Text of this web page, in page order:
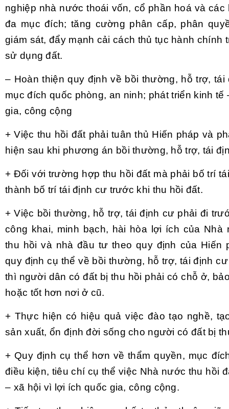
nghiệp nhà nước thoái vốn, cổ phần hoá và
đa mục đích; tăng cường phân cấp, phân
giám sát, đẩy mạnh cải cách thủ tục hành chính
sử dụng đất.
– Hoàn thiện quy định về bồi thường, hỗ trợ,
mục đích quốc phòng, an ninh; phát triển kinh
gia, công cộng
+ Việc thu hồi đất phải tuân thủ Hiến pháp và
hiện sau khi phương án bồi thường, hỗ trợ, tái
+ Đối với trường hợp thu hồi đất mà phải bố trí
thành bố trí tái định cư trước khi thu hồi đất.
+ Việc bồi thường, hỗ trợ, tái định cư phải đi
công khai, minh bạch, hài hòa lợi ích của
thu hồi và nhà đầu tư theo quy định của Hiến
quy định cụ thể về bồi thường, hỗ trợ, tái định
thì người dân có đất bị thu hồi phải có chỗ ở,
hoặc tốt hơn nơi ở cũ.
+ Thực hiện có hiệu quả việc đào tạo nghề,
sản xuất, ổn định đời sống cho người có đất bị
+ Quy định cụ thể hơn về thẩm quyền, mục
điều kiện, tiêu chí cụ thể việc Nhà nước thu hồi
– xã hội vì lợi ích quốc gia, công cộng.